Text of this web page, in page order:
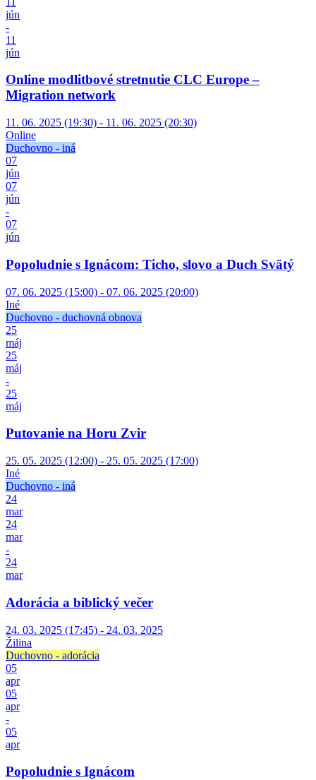
jún
-
11
jún
Online modlitbové stretnutie CLC Europe –
Migration network
11. 06. 2025 (19:30) - 11. 06. 2025 (20:30)
Online
Duchovno - iná
07
jún
07
jún
-
07
jún
Popoludnie s Ignácom: Ticho, slovo a Duch Svätý
07. 06. 2025 (15:00) - 07. 06. 2025 (20:00)
Iné
Duchovno - duchovná obnova
25
máj
25
máj
-
25
máj
Putovanie na Horu Zvir
25. 05. 2025 (12:00) - 25. 05. 2025 (17:00)
Iné
Duchovno - iná
24
mar
24
mar
-
24
mar
Adorácia a biblický večer
24. 03. 2025 (17:45) - 24. 03. 2025
Žilina
Duchovno - adorácia
05
apr
05
apr
-
05
apr
Popoludnie s Ignácom